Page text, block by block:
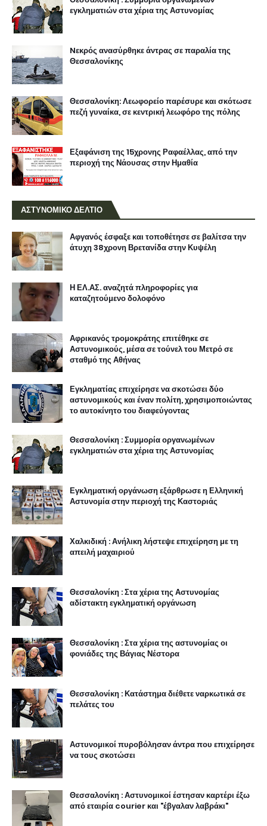
εγκληματιών στα χέρια της Αστυνομίας
Nεκρός ανασύρθηκε άντρας σε παραλία της
Θεσσαλονίκης
Θεσσαλονίκη: Λεωφορείο παρέσυρε και σκότωσε
πεζή γυναίκα, σε κεντρική λεωφόρο της πόλης
Εξαφάνιση της 15χρονης Ραφαέλλας, από την
περιοχή της Νάουσας στην Ημαθία
ΑΣΤΥΝΟΜΙΚΟ ΔΕΛΤΙΟ
Αφγανός έσφαξε και τοποθέτησε σε βαλίτσα την
άτυχη 38χρονη Βρετανίδα στην Κυψέλη
Η ΕΛ.ΑΣ. αναζητά πληροφορίες για
καταζητούμενο δολοφόνο
Αφρικανός τρομοκράτης επιτέθηκε σε
Αστυνομικούς, μέσα σε τούνελ του Μετρό σε
σταθμό της Αθήνας
Εγκληματίας επιχείρησε να σκοτώσει δύο
αστυνομικούς και έναν πολίτη, χρησιμοποιώντας
το αυτοκίνητο του διαφεύγοντας
Θεσσαλονίκη : Συμμορία οργανωμένων
εγκληματιών στα χέρια της Αστυνομίας
Εγκληματική οργάνωση εξάρθρωσε η Ελληνική
Αστυνομία στην περιοχή της Καστοριάς
Χαλκιδική : Ανήλικη λήστεψε επιχείρηση με τη
απειλή μαχαιριού
Θεσσαλονίκη : Στα χέρια της Αστυνομίας
αδίστακτη εγκληματική οργάνωση
Θεσσαλονίκη : Στα χέρια της αστυνομίας οι
φονιάδες της Βάγιας Νέστορα
Θεσσαλονίκη : Κατάστημα διέθετε ναρκωτικά σε
πελάτες του
Αστυνομικοί πυροβόλησαν άντρα που επιχείρησε
να τους σκοτώσει
Θεσσαλονίκη : Αστυνομικοί έστησαν καρτέρι έξω
από εταιρία courier και "έβγαλαν λαβράκι"